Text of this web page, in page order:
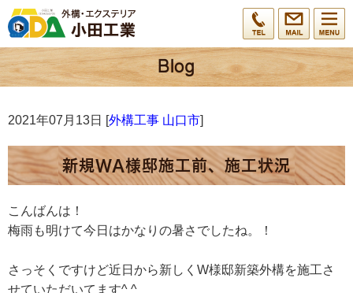
2021年07月13日 [外構工事 山口市]
新規WA様邸施工前、施工状況
こんばんは！
梅雨も明けて今日はかなりの暑さでしたね。！
さっそくですけど近日から新しくW様邸新築外構を施工さ
せていただいてます^ ^